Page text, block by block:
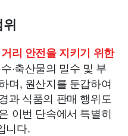
리 안전을 지키기 위한
·축산물의 밀수 및 부
며, 원산지를 둔갑하여
과 식품의 판매 행위도
이번 단속에서 특별히
니다.